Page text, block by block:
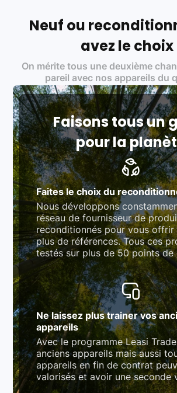
Labels environnementaux & qualité de
traitement des déchets
Produits testés et vérifiés selon
rigoureux (80 à 100 points de
fonction des produits)
Respect des normes RAEE,
référentiel QualiRepar (bonus
Neuf ou
avez le choix
On mérite tous une deuxième
pareil avec nos appareils du
Faisons tous un
pour la
Faites le choix du
Nous développons
réseau de fournisseur de
reconditionnés pour vous offrir
plus de références. Tous ces
testés sur plus de 50 points de
Ne laissez plus trainer vos
appareils
Avec le programme Leasi
anciens appareils mais aussi
appareils en fin de contrat
valorisés et avoir une seconde